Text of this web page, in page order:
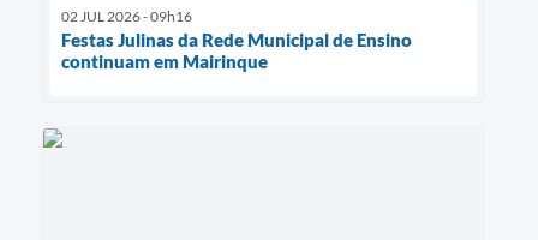
02 JUL 2026 - 09h16
Festas Julinas da Rede Municipal de Ensino
continuam em Mairinque